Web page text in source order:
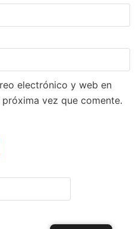
electrónico y web en
vez que comente.